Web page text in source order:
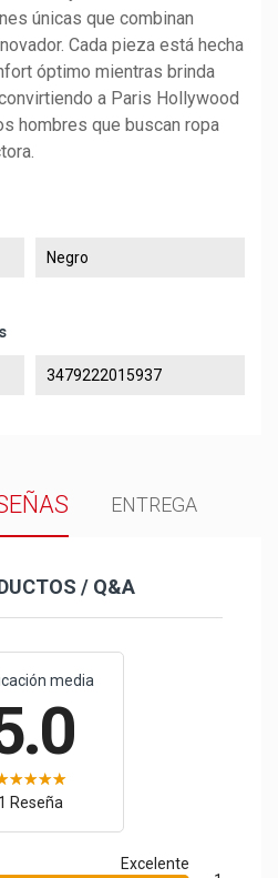
únicas que combinan
Cada pieza está hecha
óptimo mientras brinda
a Paris Hollywood
hombres que buscan ropa
Negro
3479222015937
ENTREGA
/ Q&A
media
1 Reseña
Excelente